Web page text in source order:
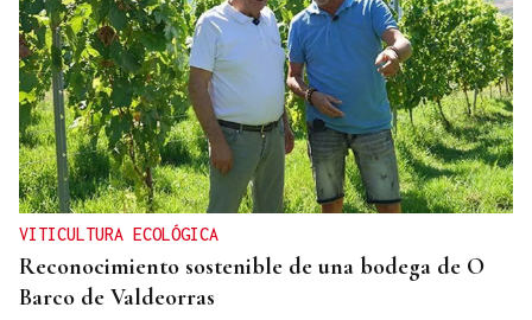
VITICULTURA ECOLÓGICA
Reconocimiento sostenible de una bodega de O
Barco de Valdeorras